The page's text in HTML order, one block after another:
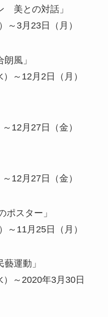
美との対話」
～3月23日（月）
風」
～12月2日（月）
12月27日（金）
12月27日（金）
ポスター」
～11月25日（月）
運動」
～2020年3月30日